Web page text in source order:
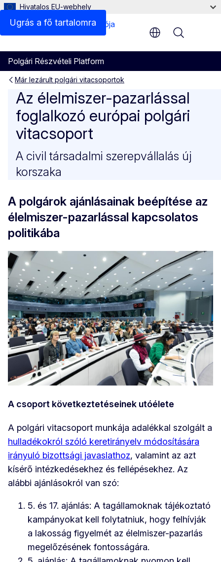
Ugrás a fő tartalomra
Hivatalos EU-webhely
Polgári Részvételi Platform
Menu
Már lezárult polgári vitacsoportok
Az élelmiszer-pazarlással
Az élelmiszer-pazarlással
foglalkozó európai polgári
vitacsoport
A civil társadalmi szerepvállalás új
korszaka
A polgárok ajánlásainak beépítése az
élelmiszer-pazarlással kapcsolatos
politikába
A csoport következtetéseinek utóélete
A polgári vitacsoport munkája adalékkal szolgált a
hulladékokról szóló keretirányelv módosítására
irányuló bizottsági javaslathoz, valamint az azt
kísérő intézkedésekhez és fellépésekhez. Az
alábbi ajánlásokról van szó:
5. és 17. ajánlás: A tagállamoknak tájékoztató
kampányokat kell folytatniuk, hogy felhívják
a lakosság figyelmét az élelmiszer-pazarlás
megelőzésének fontosságára.